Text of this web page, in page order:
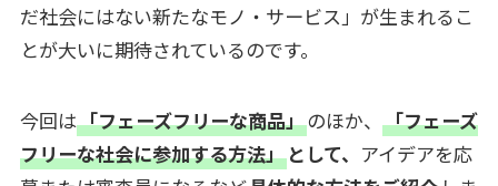
だ社会にはない新たなモノ・サービス」が生まれるこ
とが大いに期待されているのです。
今回は「フェーズフリーな商品」のほか、 「フェーズ
フリーな社会に参加する方法」として、 アイデアを応